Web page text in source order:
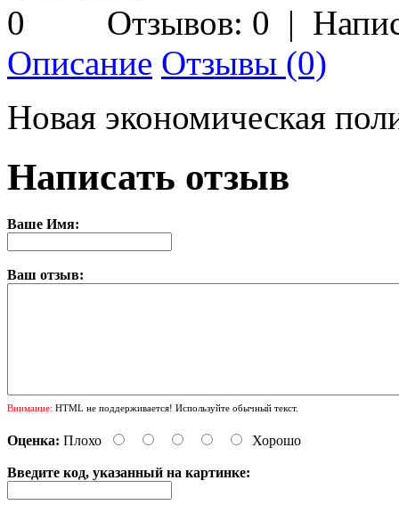
Отзывов: 0 |
Описание Отзывы (0)
Новая экономическая
Написать отзыв
Ваше Имя:
Ваш отзыв:
Внимание: HTML не поддерживается! Используйте обычный текст.
Оценка: Плохо Хорошо
Введите код, указанный на картинке: